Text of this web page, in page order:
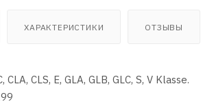
ХАРАКТЕРИСТИКИ ОТЗЫВЫ
CLA, CLS, E, GLA, GLB, GLC, S, V Klasse.